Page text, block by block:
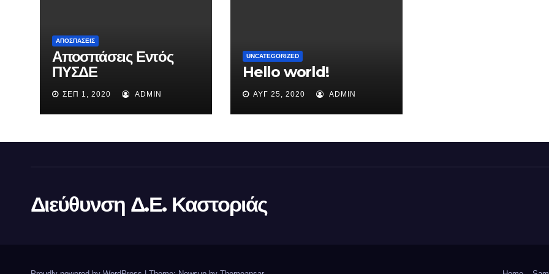
ΑΠΟΣΠΆΣΕΙΣ
Αποσπάσεις Εντός
ΠΥΣΔΕ
ΣΕΠ 1, 2020 ADMIN
UNCATEGORIZED
Hello world!
ΑΥΓ 25, 2020 ADMIN
Διεύθυνση Δ.Ε. Καστοριάς